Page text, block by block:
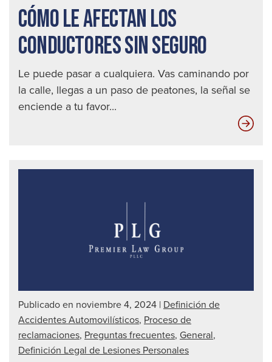
CÓMO LE AFECTAN LOS
CONDUCTORES SIN SEGURO
Le puede pasar a cualquiera. Vas caminando por
la calle, llegas a un paso de peatones, la señal se
enciende a tu favor...
los
Publicado en noviembre 4, 2024 | Definición de
Accidentes Automovilísticos, Proceso de
reclamaciones, Preguntas frecuentes, General,
Definición Legal de Lesiones Personales